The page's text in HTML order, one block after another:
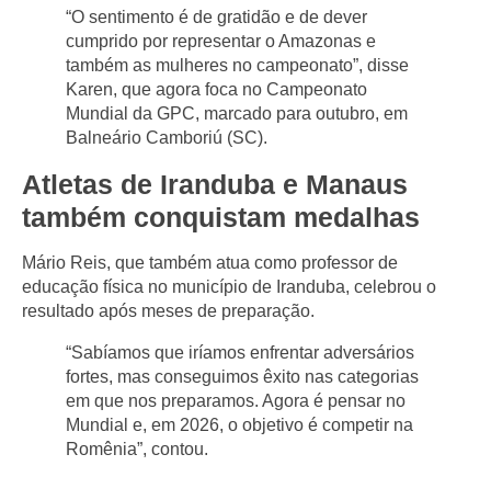
“O sentimento é de gratidão e de dever
cumprido por representar o Amazonas e
também as mulheres no campeonato”, disse
Karen, que agora foca no Campeonato
Mundial da GPC, marcado para outubro, em
Balneário Camboriú (SC).
Atletas de Iranduba e Manaus
também conquistam medalhas
Mário Reis, que também atua como professor de
educação física no município de Iranduba, celebrou o
resultado após meses de preparação.
“Sabíamos que iríamos enfrentar adversários
fortes, mas conseguimos êxito nas categorias
em que nos preparamos. Agora é pensar no
Mundial e, em 2026, o objetivo é competir na
Romênia”, contou.